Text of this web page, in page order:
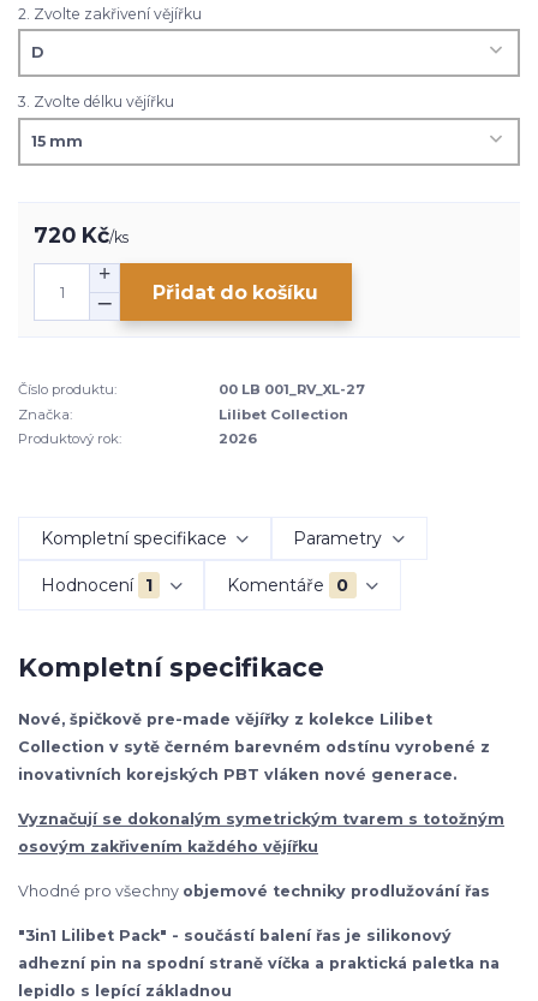
2. Zvolte zakřivení vějířku
3. Zvolte délku vějířku
720 Kč/ks
Přidat do košíku
Číslo produktu:
00 LB 001_RV_XL-27
Značka:
Lilibet Collection
Produktový rok:
2026
Kompletní specifikace Parametry
Hodnocení 1 Komentáře 0
Kompletní specifikace
Nové, špičkově pre-made vějířky z kolekce Lilibet
Collection v sytě černém barevném odstínu vyrobené z
inovativních korejských PBT vláken nové generace.
Vyznačují se dokonalým symetrickým tvarem s totožným
osovým zakřivením každého vějířku
Vhodné pro všechny objemové techniky prodlužování řas
"3in1 Lilibet Pack" - součástí balení řas je silikonový
adhezní pin na spodní straně víčka a praktická paletka na
lepidlo s lepící základnou